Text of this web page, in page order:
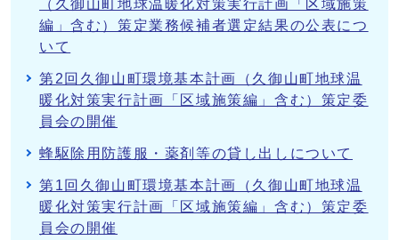
（久御山町地球温暖化対策実行計画「区域施策
編」含む）策定業務候補者選定結果の公表につ
いて
第2回久御山町環境基本計画（久御山町地球温
暖化対策実行計画「区域施策編」含む）策定委
員会の開催
蜂駆除用防護服・薬剤等の貸し出しについて
第1回久御山町環境基本計画（久御山町地球温
暖化対策実行計画「区域施策編」含む）策定委
員会の開催